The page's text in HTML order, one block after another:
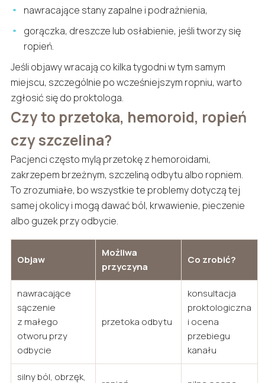
nawracające stany zapalne i podrażnienia,
gorączka, dreszcze lub osłabienie, jeśli tworzy się
ropień.
Jeśli objawy wracają co kilka tygodni w tym samym
miejscu, szczególnie po wcześniejszym ropniu, warto
zgłosić się do proktologa.
Czy to przetoka, hemoroid, ropień
czy szczelina?
Pacjenci często mylą przetokę z hemoroidami,
zakrzepem brzeżnym, szczeliną odbytu albo ropniem.
To zrozumiałe, bo wszystkie te problemy dotyczą tej
samej okolicy i mogą dawać ból, krwawienie, pieczenie
albo guzek przy odbycie.
Objaw
Możliwa
przyczyna
Co zrobić?
nawracające
sączenie
z małego
otworu przy
odbycie
przetoka odbytu
konsultacja
proktologiczna
i ocena
przebiegu
kanału
silny ból, obrzęk,